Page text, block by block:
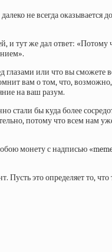
не всегда оказывается
тут же дал ответ:
или что вы
вам о том, что,
на ваш разум.
стали бы куда более
потому что всем нам
монету с надписью
это определяет то,